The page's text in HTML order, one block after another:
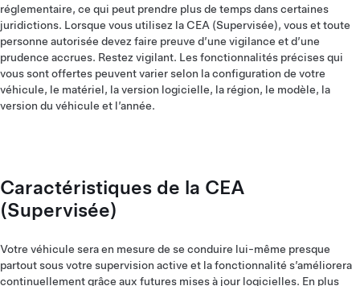
réglementaire, ce qui peut prendre plus de temps dans certaines
juridictions. Lorsque vous utilisez la CEA (Supervisée), vous et toute
personne autorisée devez faire preuve d’une vigilance et d’une
prudence accrues. Restez vigilant. Les fonctionnalités précises qui
vous sont offertes peuvent varier selon la configuration de votre
véhicule, le matériel, la version logicielle, la région, le modèle, la
version du véhicule et l’année.
Caractéristiques de la CEA
(Supervisée)
Votre véhicule sera en mesure de se conduire lui-même presque
partout sous votre supervision active et la fonctionnalité s’améliorera
continuellement grâce aux futures mises à jour logicielles. En plus